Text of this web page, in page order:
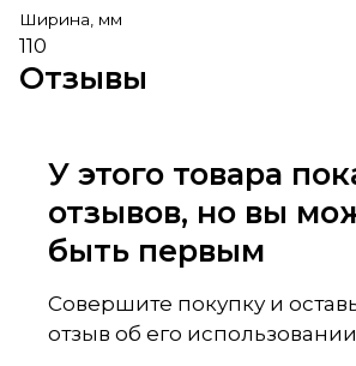
Ширина, мм
110
Отзывы
У этого товара
отзывов, но вы
быть первым
Совершите покупку и
отзыв об его использовании